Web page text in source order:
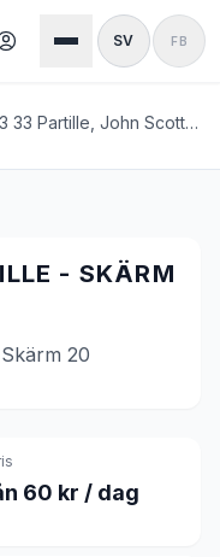
SV FB
Gamla Kronvägen 50, 433 33 Partille, John Scott's Partille
- SKÄRM
20
60 kr / dag